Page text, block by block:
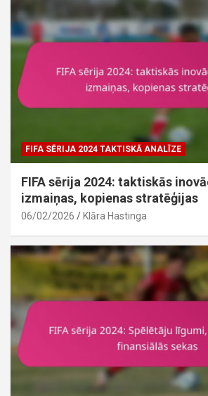
FIFA SĒRIJA 2024 TAKTISKĀ ANALĪZE
FIFA sērija 2024: taktiskās
izmaiņas, kopienas stratēģijas
06/02/2026 Klāra Hastinga